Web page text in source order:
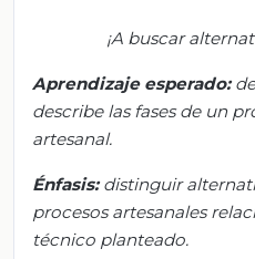
¡A buscar
Aprendizaje esperado:
describe las fases de un
artesanal.
Énfasis: distinguir
procesos artesanales
técnico planteado.